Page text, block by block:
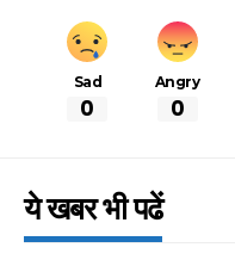
Sad
0
Angry
0
ये खबर भी पढें